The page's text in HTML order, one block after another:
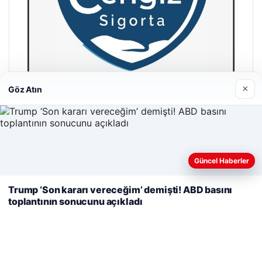
Cengiz Sigorta
Web sitemizi nasıl kullandığınızı daha iyi anlayabilmek,
kullanıyoruz.
Çerez Politikamız
Reddet Kabul Et
Göz Atın ×
Güncel Haberler
Trump ‘Son kararı vereceğim’ demişti! ABD basını
toplantının sonucunu açıkladı